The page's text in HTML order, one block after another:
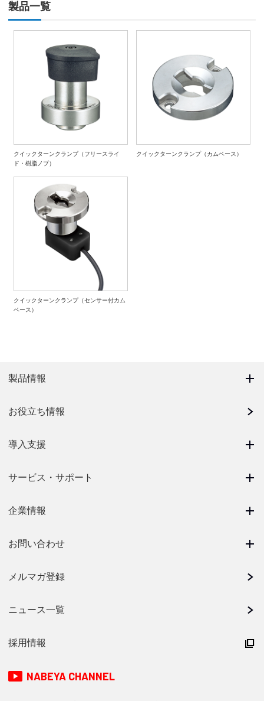
製品一覧
クイックターンクランプ（フリースライ
ド・樹脂ノブ）
クイックターンクランプ（カムベース）
クイックターンクランプ（センサー付カム
ベース）
製品情報
お役立ち情報
導入支援
サービス・サポート
企業情報
お問い合わせ
メルマガ登録
ニュース一覧
採用情報
NABEYA CHANNEL